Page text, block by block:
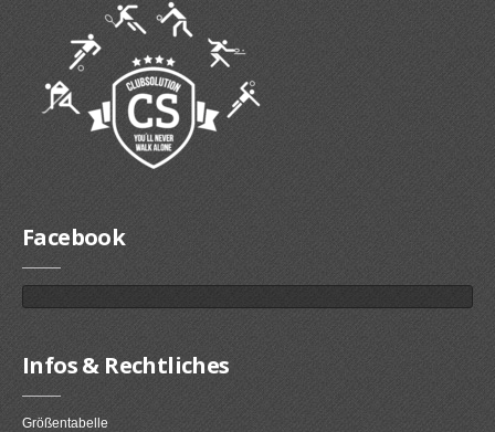
Facebook
Infos & Rechtliches
Größentabelle